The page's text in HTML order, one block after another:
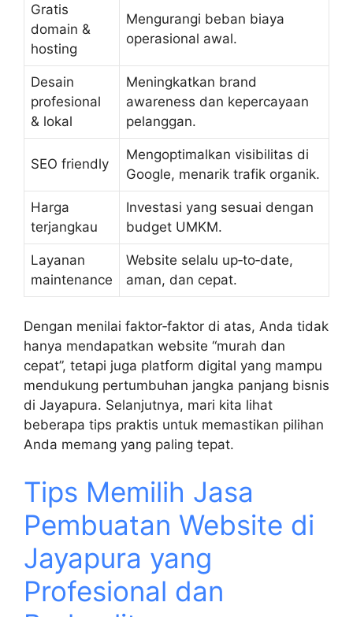
Gratis
domain &
hosting
Mengurangi beban biaya
operasional awal.
Desain
profesional
& lokal
Meningkatkan brand
awareness dan kepercayaan
pelanggan.
SEO friendly
Mengoptimalkan visibilitas di
Google, menarik trafik organik.
Harga
terjangkau
Investasi yang sesuai dengan
budget UMKM.
Layanan
maintenance
Website selalu up‑to‑date,
aman, dan cepat.
Dengan menilai faktor‑faktor di atas, Anda tidak
hanya mendapatkan website “murah dan
cepat”, tetapi juga platform digital yang mampu
mendukung pertumbuhan jangka panjang bisnis
di Jayapura. Selanjutnya, mari kita lihat
beberapa tips praktis untuk memastikan pilihan
Anda memang yang paling tepat.
Tips Memilih Jasa
Pembuatan Website di
Jayapura yang
Profesional dan